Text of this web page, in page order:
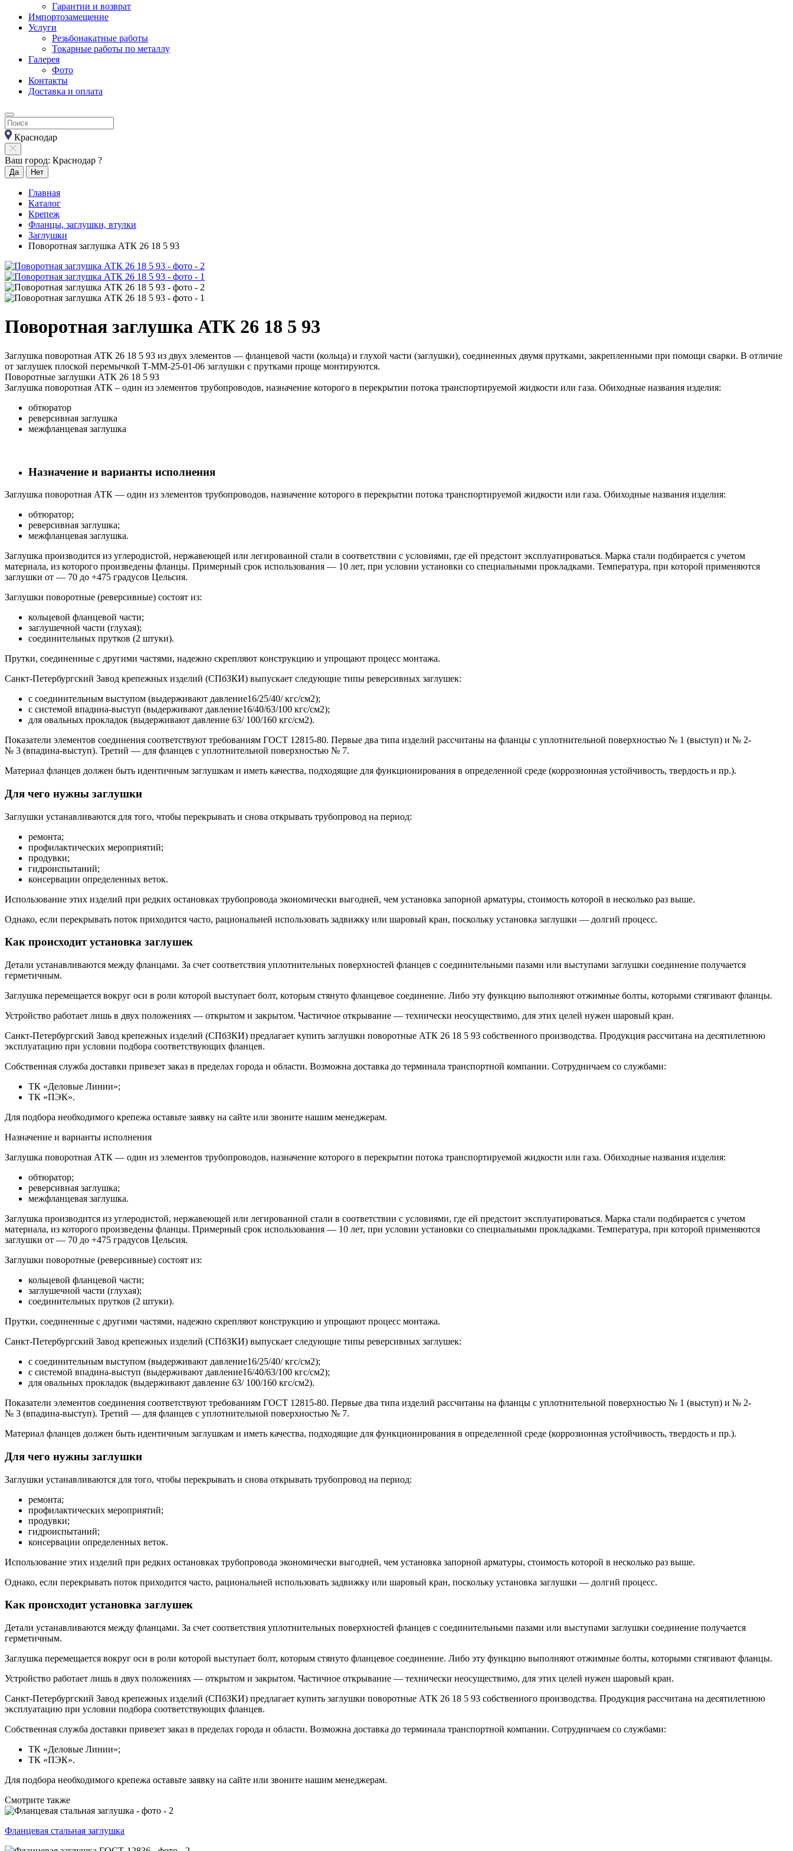
Гарантии и возврат
Импортозамещение
Услуги
Резьбонакатные работы
Токарные работы по металлу
Галерея
Фото
Контакты
Доставка и оплата
Краснодар
Ваш город: Краснодар ?
Да Нет
Главная
Каталог
Крепеж
Фланцы, заглушки, втулки
Заглушки
Поворотная заглушка АТК 26 18 5 93
Поворотная заглушка АТК 26 18 5 93
Заглушка поворотная АТК 26 18 5 93 из двух элементов — фланцевой части (кольца) и глухой части (заглушки), соединенных двумя прутками, закрепленными при помощи сварки. В отличие
от заглушек плоской перемычкой Т-ММ-25-01-06 заглушки с прутками проще монтируются.
Поворотные заглушки АТК 26 18 5 93
Заглушка поворотная АТК – один из элементов трубопроводов, назначение которого в перекрытии потока транспортируемой жидкости или газа. Обиходные названия изделия:
обтюратор
реверсивная заглушка
межфланцевая заглушка
Назначение и варианты исполнения
Заглушка поворотная АТК — один из элементов трубопроводов, назначение которого в перекрытии потока транспортируемой жидкости или газа. Обиходные названия изделия:
обтюратор;
реверсивная заглушка;
межфланцевая заглушка.
Заглушка производится из углеродистой, нержавеющей или легированной стали в соответствии с условиями, где ей предстоит эксплуатироваться. Марка стали подбирается с учетом
материала, из которого произведены фланцы. Примерный срок использования — 10 лет, при условии установки со специальными прокладками. Температура, при которой применяются
заглушки от — 70 до +475 градусов Цельсия.
Заглушки поворотные (реверсивные) состоят из:
кольцевой фланцевой части;
заглушечной части (глухая);
соединительных прутков (2 штуки).
Прутки, соединенные с другими частями, надежно скрепляют конструкцию и упрощают процесс монтажа.
Санкт-Петербургский Завод крепежных изделий (СПбЗКИ) выпускает следующие типы реверсивных заглушек:
с соединительным выступом (выдерживают давление16/25/40/ кгс/см2);
с системой впадина-выступ (выдерживают давление16/40/63/100 кгс/см2);
для овальных прокладок (выдерживают давление 63/ 100/160 кгс/см2).
Показатели элементов соединения соответствуют требованиям ГОСТ 12815-80. Первые два типа изделий рассчитаны на фланцы с уплотнительной поверхностью № 1 (выступ) и № 2-
№ 3 (впадина-выступ). Третий — для фланцев с уплотнительной поверхностью № 7.
Материал фланцев должен быть идентичным заглушкам и иметь качества, подходящие для функционирования в определенной среде (коррозионная устойчивость, твердость и пр.).
Для чего нужны заглушки
Заглушки устанавливаются для того, чтобы перекрывать и снова открывать трубопровод на период:
ремонта;
профилактических мероприятий;
продувки;
гидроиспытаний;
консервации определенных веток.
Использование этих изделий при редких остановках трубопровода экономически выгодней, чем установка запорной арматуры, стоимость которой в несколько раз выше.
Однако, если перекрывать поток приходится часто, рациональней использовать задвижку или шаровый кран, поскольку установка заглушки — долгий процесс.
Как происходит установка заглушек
Детали устанавливаются между фланцами. За счет соответствия уплотнительных поверхностей фланцев с соединительными пазами или выступами заглушки соединение получается
герметичным.
Заглушка перемещается вокруг оси в роли которой выступает болт, которым стянуто фланцевое соединение. Либо эту функцию выполняют отжимные болты, которыми стягивают фланцы.
Устройство работает лишь в двух положениях — открытом и закрытом. Частичное открывание — технически неосуществимо, для этих целей нужен шаровый кран.
Санкт-Петербургский Завод крепежных изделий (СПбЗКИ) предлагает купить заглушки поворотные АТК 26 18 5 93 собственного производства. Продукция рассчитана на десятилетнюю
эксплуатацию при условии подбора соответствующих фланцев.
Собственная служба доставки привезет заказ в пределах города и области. Возможна доставка до терминала транспортной компании. Сотрудничаем со службами:
ТК «Деловые Линии»;
ТК «ПЭК».
Для подбора необходимого крепежа оставьте заявку на сайте или звоните нашим менеджерам.
Назначение и варианты исполнения
Заглушка поворотная АТК — один из элементов трубопроводов, назначение которого в перекрытии потока транспортируемой жидкости или газа. Обиходные названия изделия:
обтюратор;
реверсивная заглушка;
межфланцевая заглушка.
Заглушка производится из углеродистой, нержавеющей или легированной стали в соответствии с условиями, где ей предстоит эксплуатироваться. Марка стали подбирается с учетом
материала, из которого произведены фланцы. Примерный срок использования — 10 лет, при условии установки со специальными прокладками. Температура, при которой применяются
заглушки от — 70 до +475 градусов Цельсия.
Заглушки поворотные (реверсивные) состоят из:
кольцевой фланцевой части;
заглушечной части (глухая);
соединительных прутков (2 штуки).
Прутки, соединенные с другими частями, надежно скрепляют конструкцию и упрощают процесс монтажа.
Санкт-Петербургский Завод крепежных изделий (СПбЗКИ) выпускает следующие типы реверсивных заглушек:
с соединительным выступом (выдерживают давление16/25/40/ кгс/см2);
с системой впадина-выступ (выдерживают давление16/40/63/100 кгс/см2);
для овальных прокладок (выдерживают давление 63/ 100/160 кгс/см2).
Показатели элементов соединения соответствуют требованиям ГОСТ 12815-80. Первые два типа изделий рассчитаны на фланцы с уплотнительной поверхностью № 1 (выступ) и № 2-
№ 3 (впадина-выступ). Третий — для фланцев с уплотнительной поверхностью № 7.
Материал фланцев должен быть идентичным заглушкам и иметь качества, подходящие для функционирования в определенной среде (коррозионная устойчивость, твердость и пр.).
Для чего нужны заглушки
Заглушки устанавливаются для того, чтобы перекрывать и снова открывать трубопровод на период:
ремонта;
профилактических мероприятий;
продувки;
гидроиспытаний;
консервации определенных веток.
Использование этих изделий при редких остановках трубопровода экономически выгодней, чем установка запорной арматуры, стоимость которой в несколько раз выше.
Однако, если перекрывать поток приходится часто, рациональней использовать задвижку или шаровый кран, поскольку установка заглушки — долгий процесс.
Как происходит установка заглушек
Детали устанавливаются между фланцами. За счет соответствия уплотнительных поверхностей фланцев с соединительными пазами или выступами заглушки соединение получается
герметичным.
Заглушка перемещается вокруг оси в роли которой выступает болт, которым стянуто фланцевое соединение. Либо эту функцию выполняют отжимные болты, которыми стягивают фланцы.
Устройство работает лишь в двух положениях — открытом и закрытом. Частичное открывание — технически неосуществимо, для этих целей нужен шаровый кран.
Санкт-Петербургский Завод крепежных изделий (СПбЗКИ) предлагает купить заглушки поворотные АТК 26 18 5 93 собственного производства. Продукция рассчитана на десятилетнюю
эксплуатацию при условии подбора соответствующих фланцев.
Собственная служба доставки привезет заказ в пределах города и области. Возможна доставка до терминала транспортной компании. Сотрудничаем со службами:
ТК «Деловые Линии»;
ТК «ПЭК».
Для подбора необходимого крепежа оставьте заявку на сайте или звоните нашим менеджерам.
Смотрите также
Фланцевая стальная заглушка